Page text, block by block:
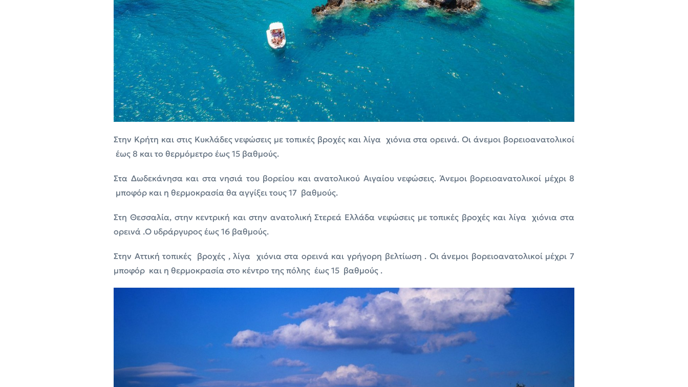
Στην Κρήτη και στις Κυκλάδες νεφώσεις με τοπικές βροχές και λίγα χιόνια στα ορεινά. Οι άνεμοι βορειοανατολικοί
έως 8 και το θερμόμετρο έως 15 βαθμούς.
Στα Δωδεκάνησα και στα νησιά του βορείου και ανατολικού Αιγαίου νεφώσεις. Άνεμοι βορειοανατολικοί μέχρι 8
μποφόρ και η θερμοκρασία θα αγγίξει τους 17 βαθμούς.
Στη Θεσσαλία, στην κεντρική και στην ανατολική Στερεά Ελλάδα νεφώσεις με τοπικές βροχές και λίγα χιόνια στα
ορεινά .Ο υδράργυρος έως 16 βαθμούς.
Στην Αττική τοπικές βροχές , λίγα χιόνια στα ορεινά και γρήγορη βελτίωση . Οι άνεμοι βορειοανατολικοί μέχρι 7
μποφόρ και η θερμοκρασία στο κέντρο της πόλης έως 15 βαθμούς .